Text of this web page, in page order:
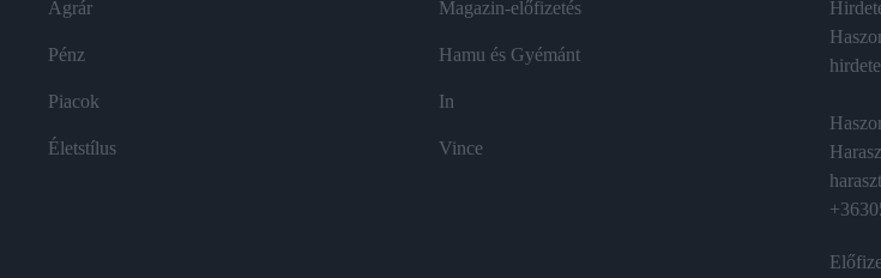
Agrár
Pénz
Piacok
Életstílus
Magazin-előfizetés
Hamu és Gyémánt
In
Vince